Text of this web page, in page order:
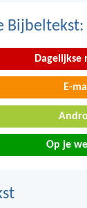
Bijbeltekst:
Dagelijkse
E-
Op je